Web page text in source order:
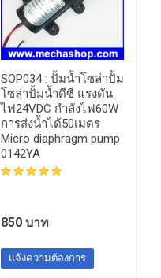
SOP034 : ปั้มน้ำโซล่าปั้ม
โซล่าปั้มน้ำดีซี แรงดัน
ไฟ24VDC กำลังไฟ60W
การส่งน้ำได้50เมตร
Micro diaphragm pump
0142YA
850 บาท
แจ้งความต้องการ